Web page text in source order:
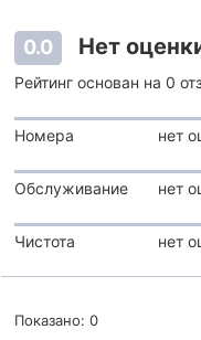
0.0 Нет
Рейтинг основан на 0
Номера нет
Обслуживание нет
Чистота нет
Показано: 0